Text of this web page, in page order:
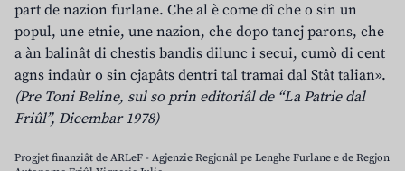
part de nazion furlane. Che al è come dî che o sin un
popul, une etnie, une nazion, che dopo tancj parons, che
a àn balinât di chestis bandis dilunc i secui, cumò di cent
agns indaûr o sin cjapâts dentri tal tramai dal Stât talian».
(Pre Toni Beline, sul so prin editoriâl de “La Patrie dal
Friûl”, Dicembar 1978)
Progjet finanziât de ARLeF - Agjenzie Regjonâl pe Lenghe Furlane e de Regjon